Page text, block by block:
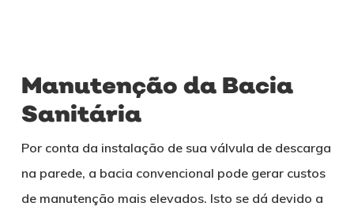
Manutenção da Bacia
Sanitária
Por conta da instalação de sua válvula de descarga
na parede, a bacia convencional pode gerar custos
de manutenção mais elevados. Isto se dá devido a